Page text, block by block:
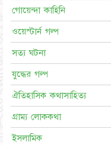
গোয়েন্দা কাহিনি
ওয়েস্টার্ন গল্প
সত্য ঘটনা
যুদ্ধের গল্প
ঐতিহাসিক কথাসাহিত্য
গ্রাম্য লোককথা
ইসলামিক